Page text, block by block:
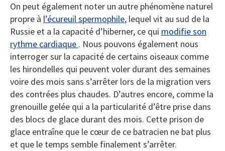
On peut également noter un autre phénomène naturel
propre à l’écureuil spermophile, lequel vit au sud de la
Russie et a la capacité d’hiberner, ce qui modifie son
rythme cardiaque . Nous pouvons également nous
interroger sur la capacité de certains oiseaux comme
les hirondelles qui peuvent voler durant des semaines
voire des mois sans s’arrêter lors de la migration vers
des contrées plus chaudes. D’autres encore, comme la
grenouille gelée qui a la particularité d’être prise dans
des blocs de glace durant des mois. Cette prison de
glace entraîne que le cœur de ce batracien ne bat plus
et que le temps semble finalement s’arrêter.